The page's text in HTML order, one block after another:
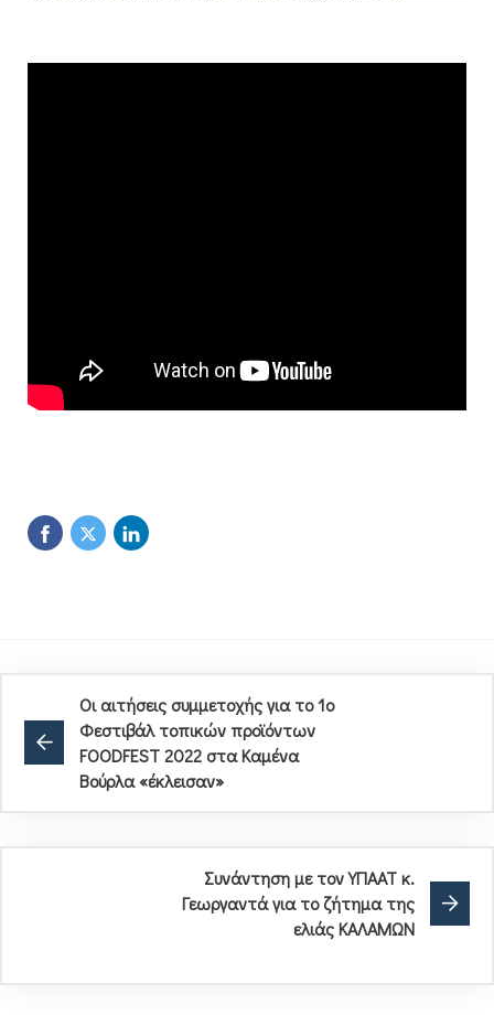
Οι αιτήσεις συμμετοχής για το 1ο
Φεστιβάλ τοπικών προϊόντων
FOODFEST 2022 στα Καμένα
Βούρλα «έκλεισαν»
Συνάντηση με τον ΥΠΑΑΤ κ.
Γεωργαντά για το ζήτημα της
ελιάς ΚΑΛΑΜΩΝ